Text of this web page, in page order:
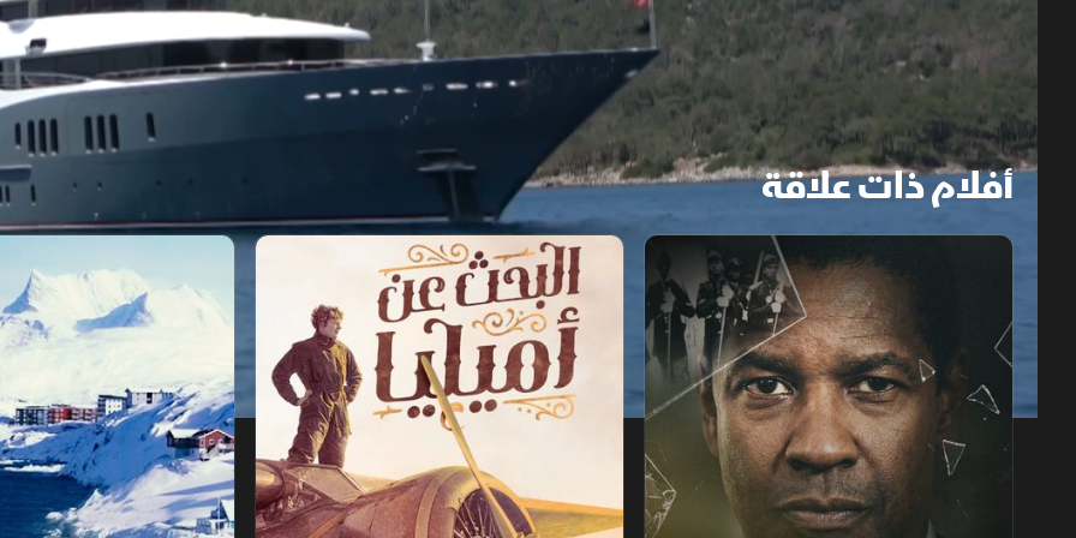
1x auto
أفلام ذات علاقة
دنزل واشنطن.. عراب السينما السوداء البحث عن أميليا جرين لاند.. الجليد الساخن